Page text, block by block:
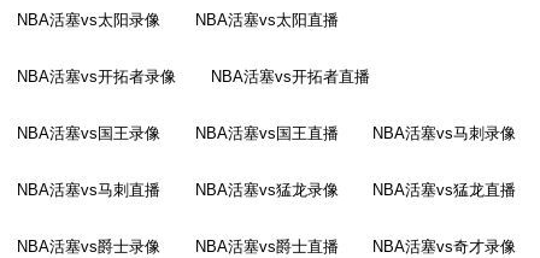
NBA活塞vs太阳录像 NBA活塞vs太阳直播
NBA活塞vs开拓者录像 NBA活塞vs开拓者直播
NBA活塞vs国王录像 NBA活塞vs国王直播 NBA活塞vs马刺录像
NBA活塞vs马刺直播 NBA活塞vs猛龙录像 NBA活塞vs猛龙直播
NBA活塞vs爵士录像 NBA活塞vs爵士直播 NBA活塞vs奇才录像